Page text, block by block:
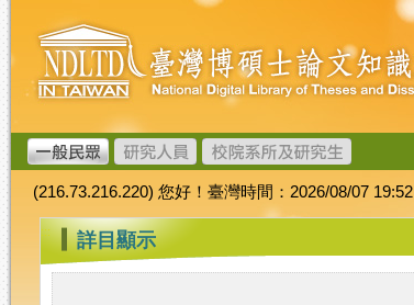
跳
到
主
要
內
容
臺
灣
博
碩
士
論
文
加
值
系
統
(216.73.216.220) 您好！臺灣時間：2026/08/07 19:52
::: 詳目顯示